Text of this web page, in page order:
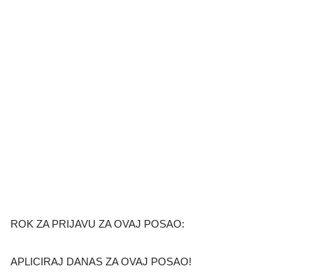
ROK ZA PRIJAVU ZA OVAJ POSAO:
APLICIRAJ DANAS ZA OVAJ POSAO!